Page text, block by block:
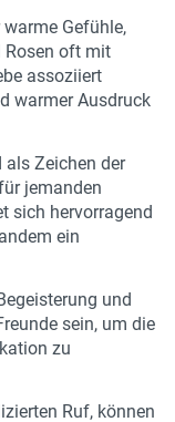
Gefühle,
Rosen oft mit
assoziiert
warmer Ausdruck
als Zeichen der
jemanden
sich hervorragend
ein
und
sein, um die
zu
Ruf, können